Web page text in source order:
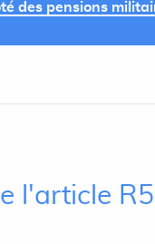
des pensions
l'article